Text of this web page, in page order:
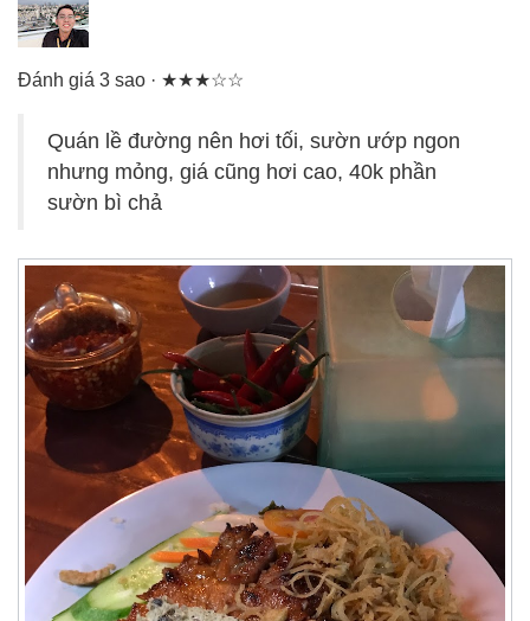
Đánh giá 3 sao · ★★★☆☆
Quán lề đường nên hơi tối, sườn ướp ngon
nhưng mỏng, giá cũng hơi cao, 40k phần
sườn bì chả